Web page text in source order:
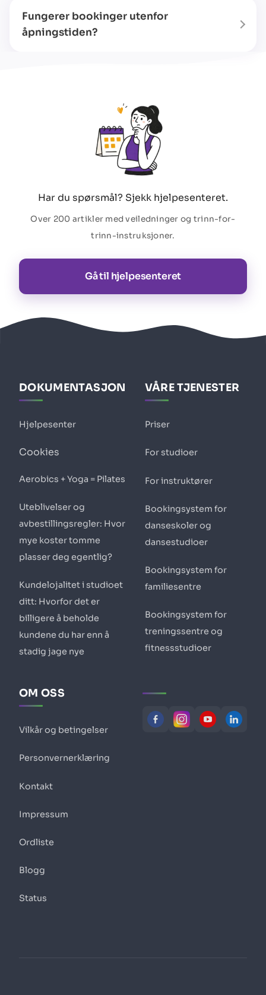
Fungerer bookinger utenfor
åpningstiden?
Har du spørsmål? Sjekk hjelpesenteret.
Over 200 artikler med veiledninger og trinn-for-
trinn-instruksjoner.
Gå til hjelpesenteret
DOKUMENTASJON
Hjelpesenter
Cookies
Aerobics + Yoga = Pilates
Uteblivelser og
avbestillingsregler: Hvor
mye koster tomme
plasser deg egentlig?
Kundelojalitet i studioet
ditt: Hvorfor det er
billigere å beholde
kundene du har enn å
stadig jage nye
VÅRE TJENESTER
Priser
For studioer
For instruktører
Bookingsystem for
danseskoler og
dansestudioer
Bookingsystem for
familiesentre
Bookingsystem for
treningssentre og
fitnessstudioer
OM OSS
Vilkår og betingelser
Personvernerklæring
Kontakt
Impressum
Ordliste
Blogg
Status